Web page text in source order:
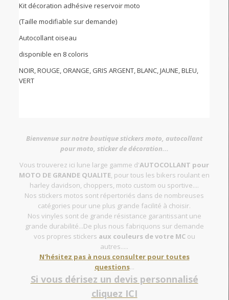
Kit décoration adhésive reservoir moto
(Taille modifiable sur demande)
Autocollant oiseau
disponible en 8 coloris
NOIR, ROUGE, ORANGE, GRIS ARGENT, BLANC, JAUNE, BLEU,
VERT
Bienvenue sur notre boutique stickers moto, autocollant
pour moto, sticker de décoration...
Vous trouverez ici lune large gamme d'AUTOCOLLANT pour
MOTO DE GRANDE QUALITE , pour tous les bikers roulant en
harley davidson, choppers, moto custom ou sportive....
Nos stickers motos sont répertoriés dans de nombreuses
catégories pour une plus grande facilité à choisir.
Nos vinyles sont de grande résistance garantissant une
grande durabilité...De plus nous fabriquons sur demande
vos propres stickers aux couleurs de votre MCou
autres.....
N'hésitez pas à nous consulter pour toutes
questions...
Si vous dérisez un devis personnalisé
cliquez ICI